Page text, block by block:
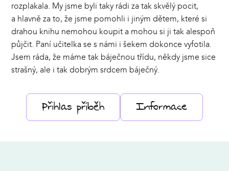
rozplakala. My jsme byli taky rádi za tak skvělý pocit,
a hlavně za to, že jsme pomohli i jiným dětem, které si
drahou knihu nemohou koupit a mohou si ji tak alespoň
půjčit. Paní učitelka se s námi i šekem dokonce vyfotila.
Jsem ráda, že máme tak báječnou třídu, někdy jsme sice
strašný, ale i tak dobrým srdcem báječný.
Přihlas příběh Informace